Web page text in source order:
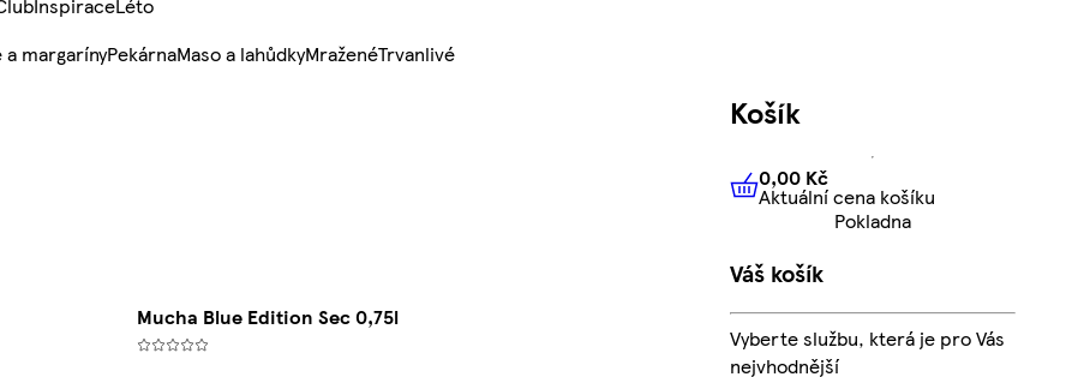
InspiraceLéto
margarínyPekárnaMaso a lahůdkyMraženéTrvanlivé
Mucha Blue Edition Sec 0,75l
Košík
0,00 KčAktuální cena košíku
0,00 Kč
Aktuální cena košíku
Pokladna
Váš košík
Vyberte službu, která je pro Vás
nejvhodnější